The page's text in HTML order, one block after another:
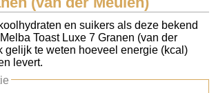
tellen
en suikers als deze bekend
Toast Luxe 7 Granen (van der
gelijk te weten hoeveel energie (kcal)
levert.